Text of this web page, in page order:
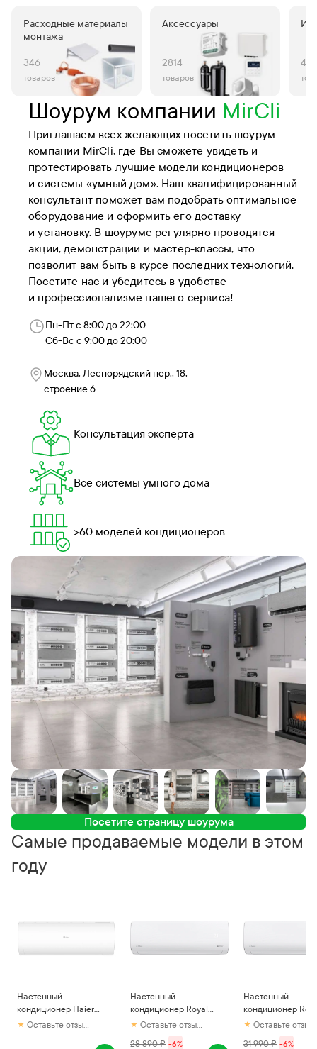
Расходные материалы
монтажа
346
товаров
Аксессуары
2814
товаров
456
Шоурум компании MirCli
Приглашаем всех желающих посетить шоурум
компании MirCli, где Вы сможете увидеть и
протестировать лучшие модели кондиционеров
и системы «умный дом». Наш квалифицированный
консультант поможет вам подобрать оптимальное
оборудование и оформить его доставку
и установку. В шоуруме регулярно проводятся
акции, демонстрации и мастер-классы, что
позволит вам быть в курсе последних технологий.
Посетите нас и убедитесь в удобстве
и профессионализме нашего сервиса!
Пн-Пт с 8:00 до 22:00
Сб-Вс с 9:00 до 20:00
Москва, Леснорядский пер., 18,
строение 6
Консультация эксперта
Все системы умного дома
>60 моделей кондиционеров
Посетите страницу шоурума
Самые продаваемые модели в этом
году
Настенный
кондиционер Haier
CoralОставьте отзыв первым
Настенный
кондиционер Royal
Clima Aria RCI-AR22HN
Оставьте отзыв первым
28 890₽ -6%
Настенный
кондиционер
Clima Aria RCI-
Оставьте отзыв первым
31 990₽ -6%